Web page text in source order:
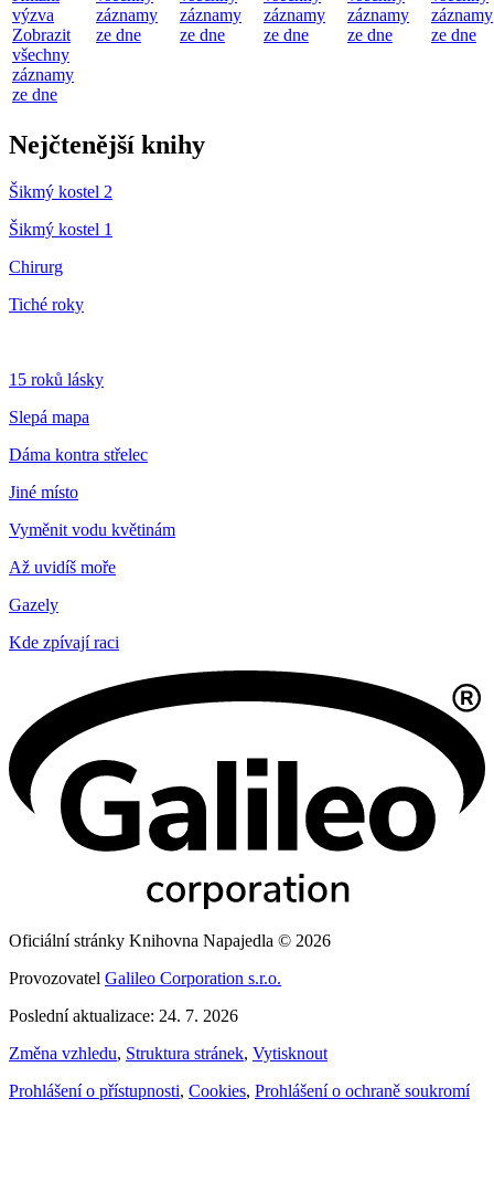
výzva
Zobrazit
všechny
záznamy
ze dne
záznamy
ze dne
záznamy
ze dne
záznamy
ze dne
záznamy
ze dne
záznamy
ze dne
Nejčtenější knihy
Šikmý kostel 2
Šikmý kostel 1
Chirurg
Tiché roky
15 roků lásky
Slepá mapa
Dáma kontra střelec
Jiné místo
Vyměnit vodu květinám
Až uvidíš moře
Gazely
Kde zpívají raci
Oficiální stránky Knihovna Napajedla © 2026
Provozovatel Galileo Corporation s.r.o.
Poslední aktualizace: 24. 7. 2026
Změna vzhledu, Struktura stránek, Vytisknout
Prohlášení o přístupnosti, Cookies, Prohlášení o ochraně soukromí